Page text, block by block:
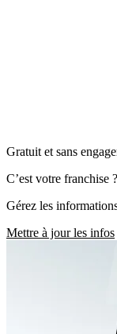
Gratuit et sans
C’est votre franchise ?
Gérez les
Mettre à jour les infos